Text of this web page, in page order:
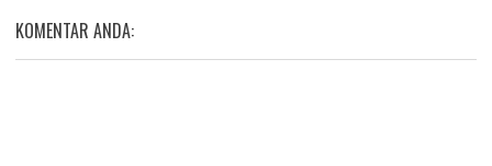
KOMENTAR ANDA: